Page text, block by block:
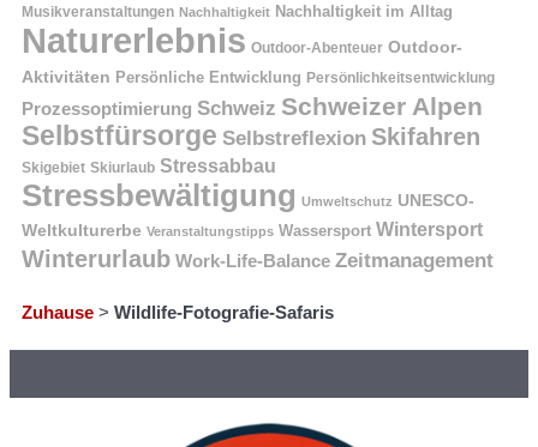
Musikveranstaltungen Nachhaltigkeit Nachhaltigkeit im Alltag
Naturerlebnis Outdoor-Abenteuer Outdoor-
Aktivitäten Persönliche Entwicklung Persönlichkeitsentwicklung
Prozessoptimierung Schweiz Schweizer Alpen
Selbstfürsorge Selbstreflexion Skifahren
Skigebiet Skiurlaub Stressabbau
Stressbewältigung Umweltschutz UNESCO-
Weltkulturerbe Veranstaltungstipps Wassersport Wintersport
Winterurlaub Work-Life-Balance Zeitmanagement
Zuhause > Wildlife-Fotografie-Safaris